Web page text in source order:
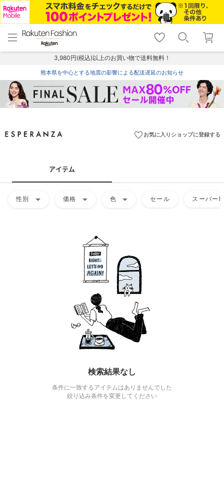
menu home
トップ
shopping_cart lock_outline
ログイン
3,980円(税込)以上のお買い物で送料無料！
熊本県を中心とする地震の影響による配送遅延のお知らせ
favorite_borderお気に入りショップに登録する
アイテム
性別 arrow_drop_down 価格 arrow_drop_down 色 arrow_drop_down セール スーパー
検索結果なし
条件に一致するアイテムはありませんでした
絞り込み条件を変更してください